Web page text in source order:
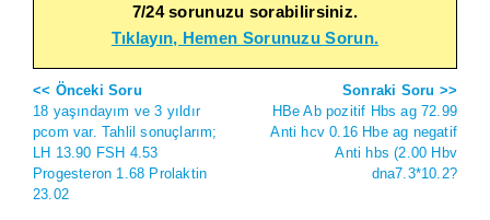
7/24 sorunuzu sorabilirsiniz.
Tıklayın, Hemen Sorunuzu Sorun.
<< Önceki Soru
18 yaşındayım ve 3 yıldır
pcom var. Tahlil sonuçlarım;
LH 13.90 FSH 4.53
Progesteron 1.68 Prolaktin
23.02
Sonraki Soru >>
HBe Ab pozitif Hbs ag 72.99
Anti hcv 0.16 Hbe ag negatif
Anti hbs (2.00 Hbv
dna7.3*10.2?